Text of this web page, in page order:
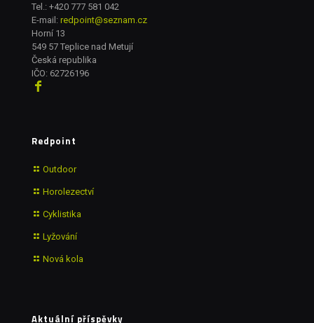
Tel.: +420 777 581 042
E-mail: redpoint@seznam.cz
Horní 13
549 57 Teplice nad Metují
Česká republika
IČO: 62726196
Redpoint
Outdoor
Horolezectví
Cyklistika
Lyžování
Nová kola
Aktuální příspěvky